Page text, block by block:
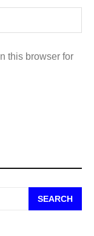
this browser for
SEARCH